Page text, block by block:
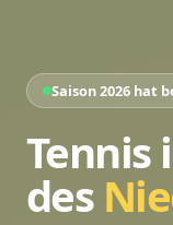
Saison 2026 hat
Tennis
des